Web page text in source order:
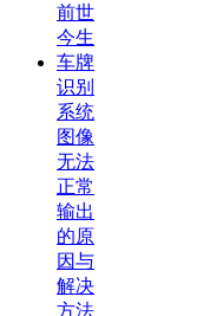
前世
今生
车牌
识别
系统
图像
无法
正常
输出
的原
因与
解决
方法